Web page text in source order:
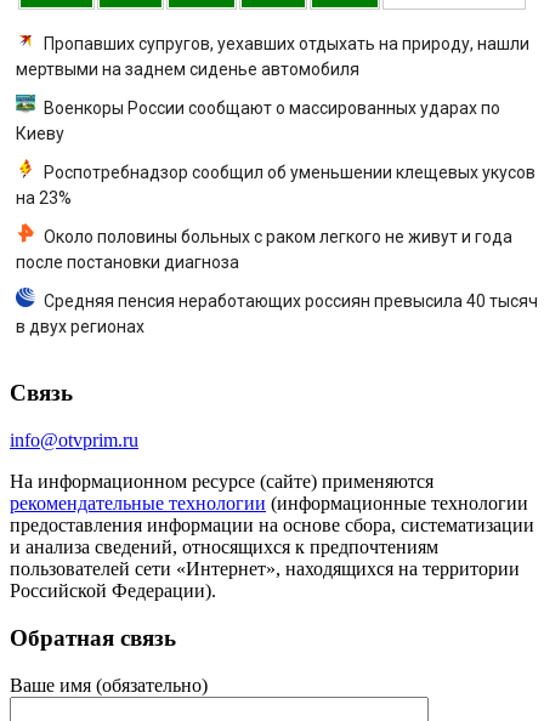
Пропавших супругов, уехавших отдыхать на природу, нашли
мертвыми на заднем сиденье автомобиля
Военкоры России сообщают о массированных ударах по
Киеву
Роспотребнадзор сообщил об уменьшении клещевых укусов
на 23%
Около половины больных с раком легкого не живут и года
после постановки диагноза
Средняя пенсия неработающих россиян превысила 40 тысяч
в двух регионах
Связь
info@otvprim.ru
На информационном ресурсе (сайте) применяются
рекомендательные технологии (информационные технологии
предоставления информации на основе сбора, систематизации
и анализа сведений, относящихся к предпочтениям
пользователей сети «Интернет», находящихся на территории
Российской Федерации).
Обратная связь
Ваше имя (обязательно)